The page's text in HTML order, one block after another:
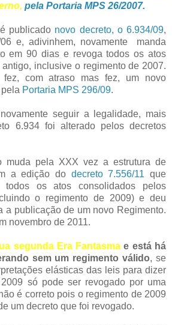
pela Portaria MPS 26/2007.
publicado novo decreto, o 6.934/09,
e, adivinhem, novamente manda
em 90 dias e revoga todos os atos
inclusive o regimento de 2007.
com atraso mas fez, um novo
Portaria MPS 296/09.
seguir a legalidade, mais
6.934 foi alterado pelos decretos
muda pela XXX vez a estrutura de
a edição do decreto 7.556/11 que
todos os atos consolidados pelos
o regimento de 2009) e deu
a publicação de um novo Regimento.
novembro de 2011.
segunda Era Fantasma e está há
sem um regimento válido, se
elásticas das leis para dizer
só pode ser revogado por uma
é correto pois o regimento de 2009
um decreto que foi revogado.